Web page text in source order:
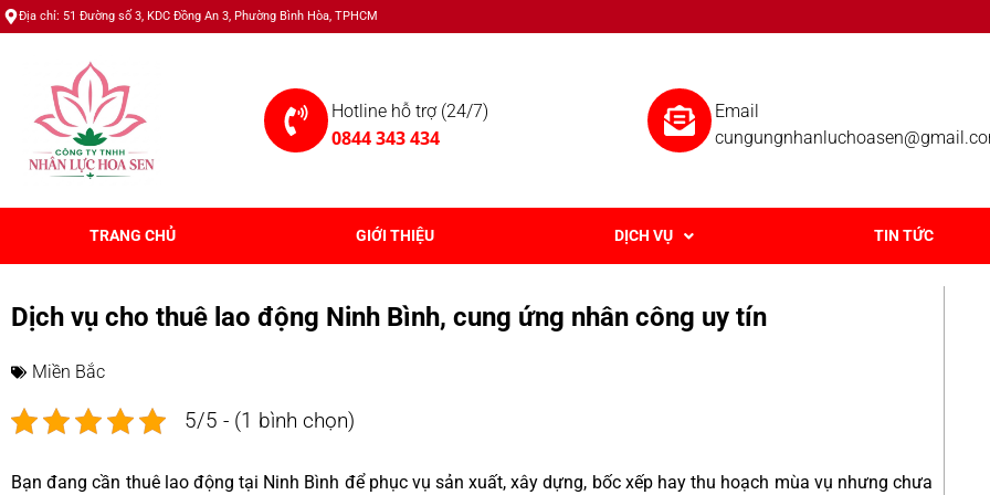
Địa chỉ: 51 Đường số 3, KDC Đồng An 3, Phường Bình Hòa, TPHCM
Hotline hỗ trợ (24/7)
0844 343 434
Email
TRANG CHỦ GIỚI THIỆU DỊCH VỤ TIN TỨC
Dịch vụ cho thuê lao động Ninh Bình, cung ứng nhân công uy tín
Miền Bắc
5/5 - (1 bình chọn)
Bạn đang cần thuê lao động tại Ninh Bình để phục vụ sản xuất, xây dựng, bốc xếp hay thu hoạch mùa vụ nhưng chưa